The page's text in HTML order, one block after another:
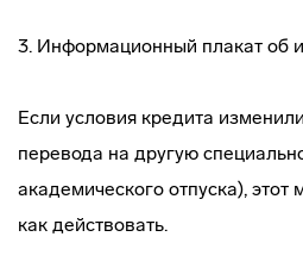
3. Информационный плакат об
Если условия кредита
перевода на другую
академического отпуска), этот
как действовать.